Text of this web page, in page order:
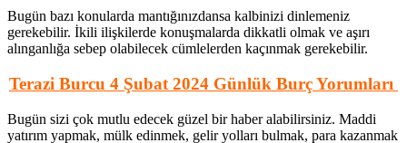
Bugün bazı konularda mantığınızdansa kalbinizi dinlemeniz
gerekebilir. İkili ilişkilerde konuşmalarda dikkatli olmak ve aşırı
alınganlığa sebep olabilecek cümlelerden kaçınmak gerekebilir.
Terazi Burcu 4 Şubat 2024 Günlük Burç Yorumları
Bugün sizi çok mutlu edecek güzel bir haber alabilirsiniz. Maddi
yatırım yapmak, mülk edinmek, gelir yolları bulmak, para kazanmak